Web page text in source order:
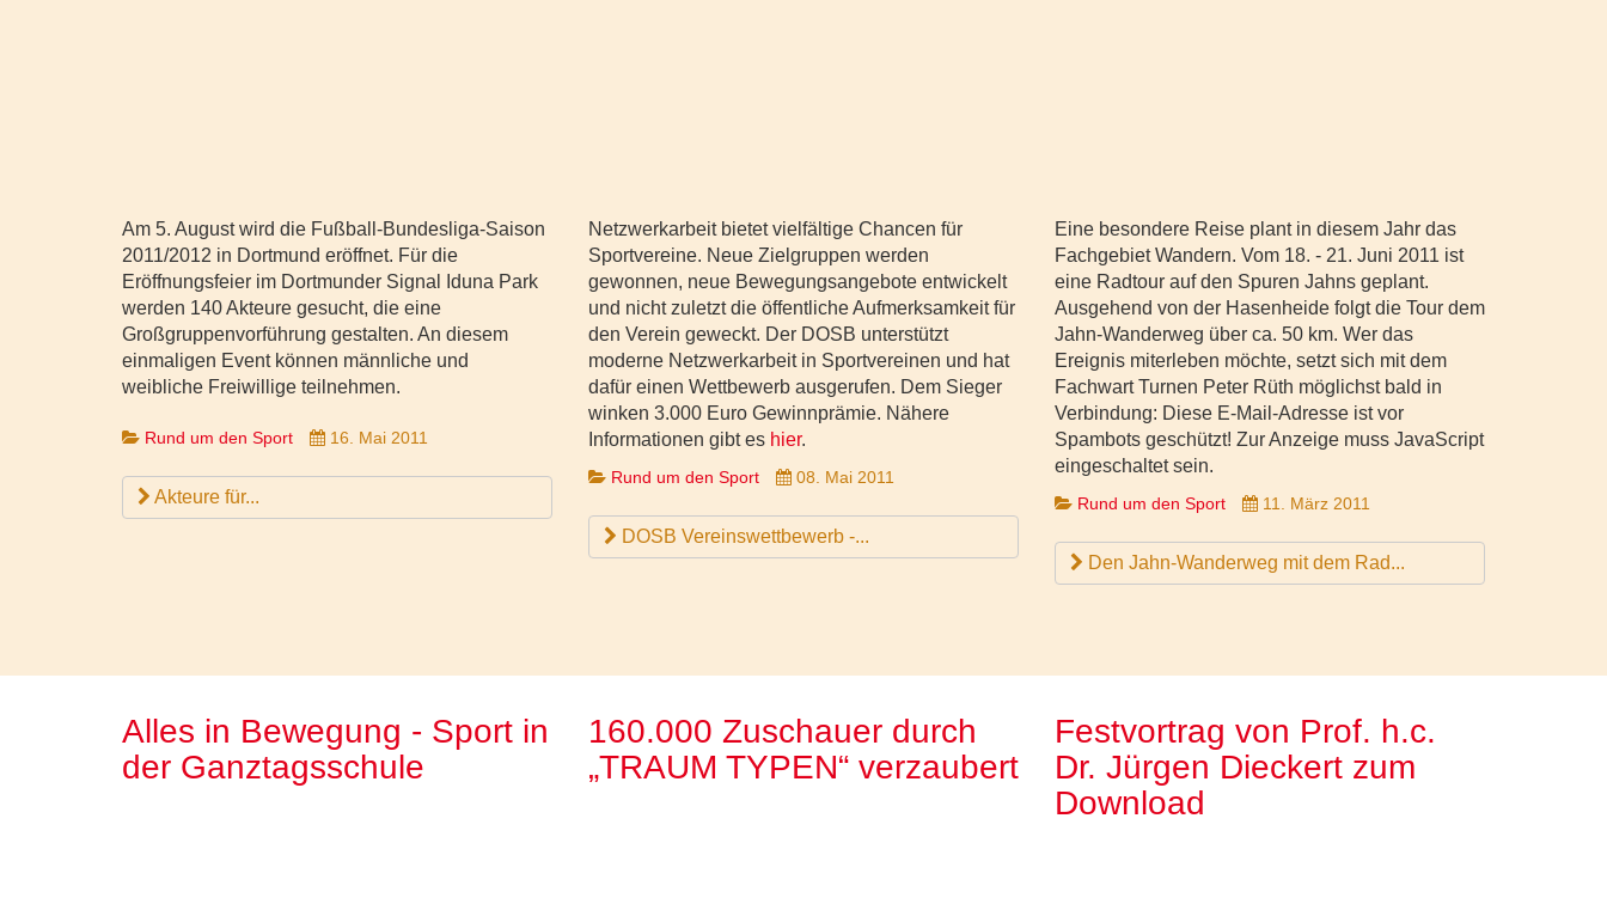
Am 5. August wird die Fußball-Bundesliga-Saison
2011/2012 in Dortmund eröffnet. Für die
Eröffnungsfeier im Dortmunder Signal Iduna Park
werden 140 Akteure gesucht, die eine
Großgruppenvorführung gestalten. An diesem
einmaligen Event können männliche und
weibliche Freiwillige teilnehmen.
Rund um den Sport 16. Mai 2011
Akteure für...
Netzwerkarbeit bietet vielfältige Chancen für
Sportvereine. Neue Zielgruppen werden
gewonnen, neue Bewegungsangebote entwickelt
und nicht zuletzt die öffentliche Aufmerksamkeit für
den Verein geweckt. Der DOSB unterstützt
moderne Netzwerkarbeit in Sportvereinen und hat
dafür einen Wettbewerb ausgerufen. Dem Sieger
winken 3.000 Euro Gewinnprämie. Nähere
Informationen gibt es hier.
Rund um den Sport 08. Mai 2011
DOSB Vereinswettbewerb -...
Eine besondere Reise plant in diesem Jahr das
Fachgebiet Wandern. Vom 18. - 21. Juni 2011 ist
eine Radtour auf den Spuren Jahns geplant.
Ausgehend von der Hasenheide folgt die Tour dem
Jahn-Wanderweg über ca. 50 km. Wer das
Ereignis miterleben möchte, setzt sich mit dem
Fachwart Turnen Peter Rüth möglichst bald in
Verbindung: Diese E-Mail-Adresse ist vor
Spambots geschützt! Zur Anzeige muss JavaScript
eingeschaltet sein.
Rund um den Sport 11. März 2011
Den Jahn-Wanderweg mit dem Rad...
Alles in Bewegung - Sport in
der Ganztagsschule
160.000 Zuschauer durch
„TRAUM TYPEN“ verzaubert
Festvortrag von Prof. h.c.
Dr. Jürgen Dieckert zum
Download